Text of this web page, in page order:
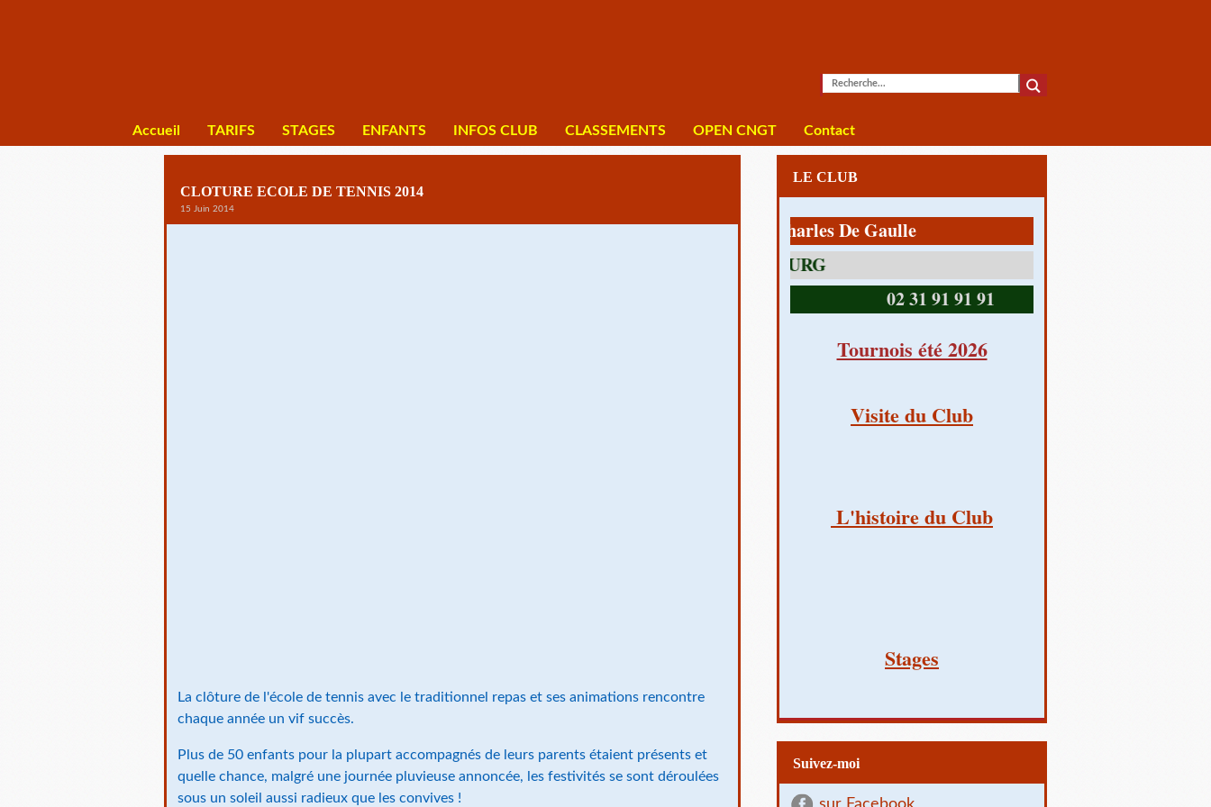
Accueil TARIFS STAGES ENFANTS INFOS CLUB CLASSEMENTS OPEN CNGT Contact
CLOTURE ECOLE DE TENNIS 2014
15 Juin 2014
La clôture de l'école de tennis avec le traditionnel repas et ses animations rencontre
chaque année un vif succès.
Plus de 50 enfants pour la plupart accompagnés de leurs parents étaient présents et
quelle chance, malgré une journée pluvieuse annoncée, les festivités se sont déroulées
sous un soleil aussi radieux que les convives !
LE CLUB
1 av Charles De Gaulle
02 31 91 91 91
Tournois été 2026
Visite du Club
L'histoire du Club
Stages
Suivez-moi
sur Facebook